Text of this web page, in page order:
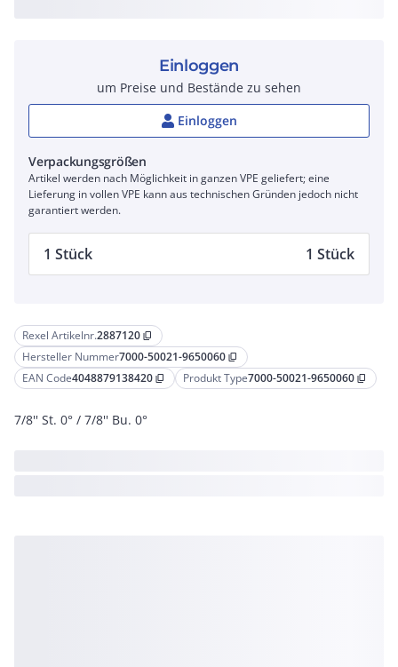
Rexel Artikelnr.2887120 content_copy
Hersteller Nummer7000-50021-9650060 content_copy
EAN Code4048879138420 content_copy Produkt Type7000-50021-9650060 content_copy
7/8'' St. 0° / 7/8'' Bu. 0°
Einloggen
um Preise und Bestände zu sehen
Einloggen
Verpackungsgrößen
Artikel werden nach Möglichkeit in ganzen VPE geliefert; eine
Lieferung in vollen VPE kann aus technischen Gründen jedoch nicht
garantiert werden.
1 Stück 1 Stück